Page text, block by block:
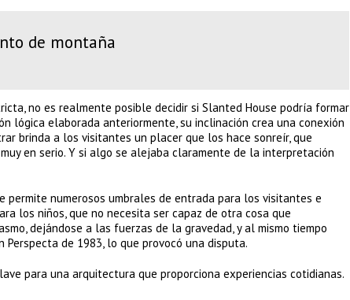
de montaña
no es realmente posible decidir si Slanted House podría formar
lógica elaborada anteriormente, su inclinación crea una conexión
brinda a los visitantes un placer que los hace sonreír, que
en serio. Y si algo se alejaba claramente de la interpretación
permite numerosos umbrales de entrada para los visitantes e
los niños, que no necesita ser capaz de otra cosa que
dejándose a las fuerzas de la gravedad, y al mismo tiempo
de 1983, lo que provocó una disputa.
para una arquitectura que proporciona experiencias cotidianas.